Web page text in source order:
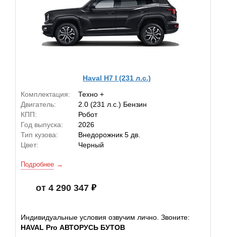
Haval H7 I (231 л.с.)
Комплектация:
Техно +
Двигатель:
2.0 (231 л.с.) Бензин
КПП:
Робот
Год выпуска:
2026
Тип кузова:
Внедорожник 5 дв.
Цвет:
Черный
Подробнее
от 4 290 347
Индивидуальные условия озвучим лично. Звоните:
HAVAL Pro АВТОРУСЬ БУТОВ